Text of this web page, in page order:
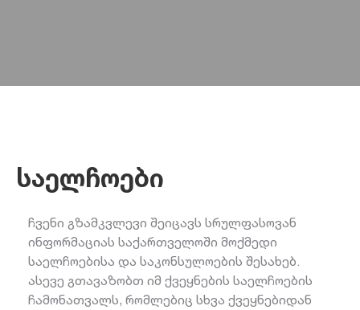
საელჩოები
ჩვენი გზამკვლევი შეიცავს სრულფასოვან
ინფორმაციას საქართველოში მოქმედი
საელჩოებისა და საკონსულოების შესახებ.
ასევე გთავაზობთ იმ ქვეყნების საელჩოების
ჩამონათვალს, რომლებიც სხვა ქვეყნებიდან